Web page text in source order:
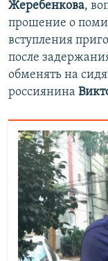
Жеребенкова,
прошение о
вступления
после
обменять на
россиянина